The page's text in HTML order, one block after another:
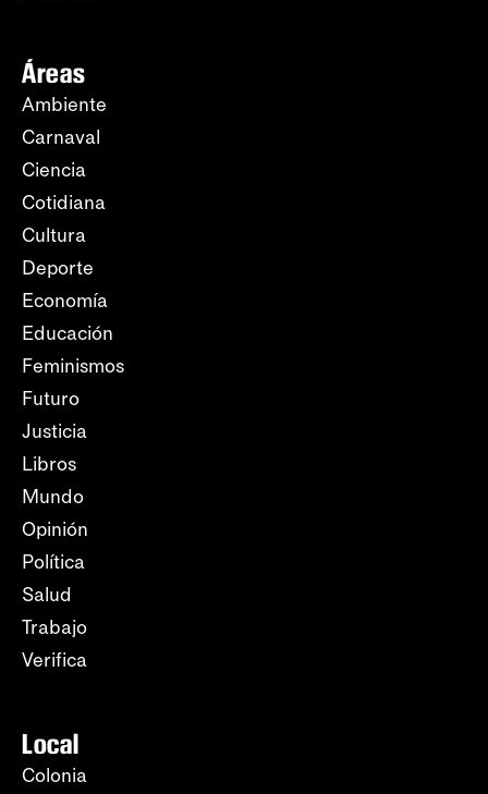
Áreas
Ambiente
Carnaval
Ciencia
Cotidiana
Cultura
Deporte
Economía
Educación
Feminismos
Futuro
Justicia
Libros
Mundo
Opinión
Política
Salud
Trabajo
Verifica
Local
Colonia